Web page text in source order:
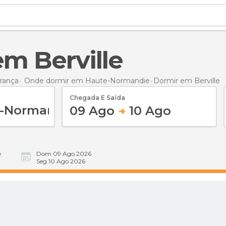
Berville
Onde dormir em Haute-Normandie Dormir em Berville
Chegada E Saída
09 Ago 10 Ago
Dom 09 Ago 2026
Seg 10 Ago 2026